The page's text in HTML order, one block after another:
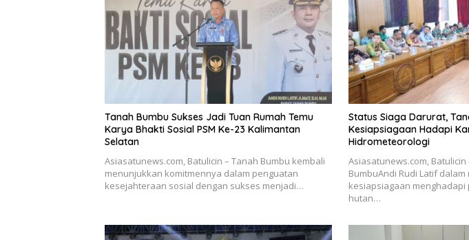
Tanah Bumbu Sukses Jadi Tuan Rumah Temu
Karya Bhakti Sosial PSM Ke-23 Kalimantan
Selatan
Asiasatunews.com, Batulicin – Tanah Bumbu kembali
menunjukkan komitmennya dalam penguatan
kesejahteraan sosial dengan sukses menjadi…
Status Siaga Darurat,
Kesiapsiagaan Hadapi
Hidrometeorologi
Asiasatunews.com,
BumbuAndi Rudi Latif
kesiapsiagaan
hutan…